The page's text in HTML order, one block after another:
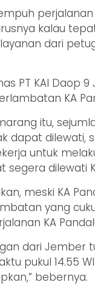
kalau
dari
PT KAI Daop
KA
itu,
dapat dilewati,
untuk
dilewati
meski KA
yang
KA
dari Jember
pukul 14.55
bebernya.